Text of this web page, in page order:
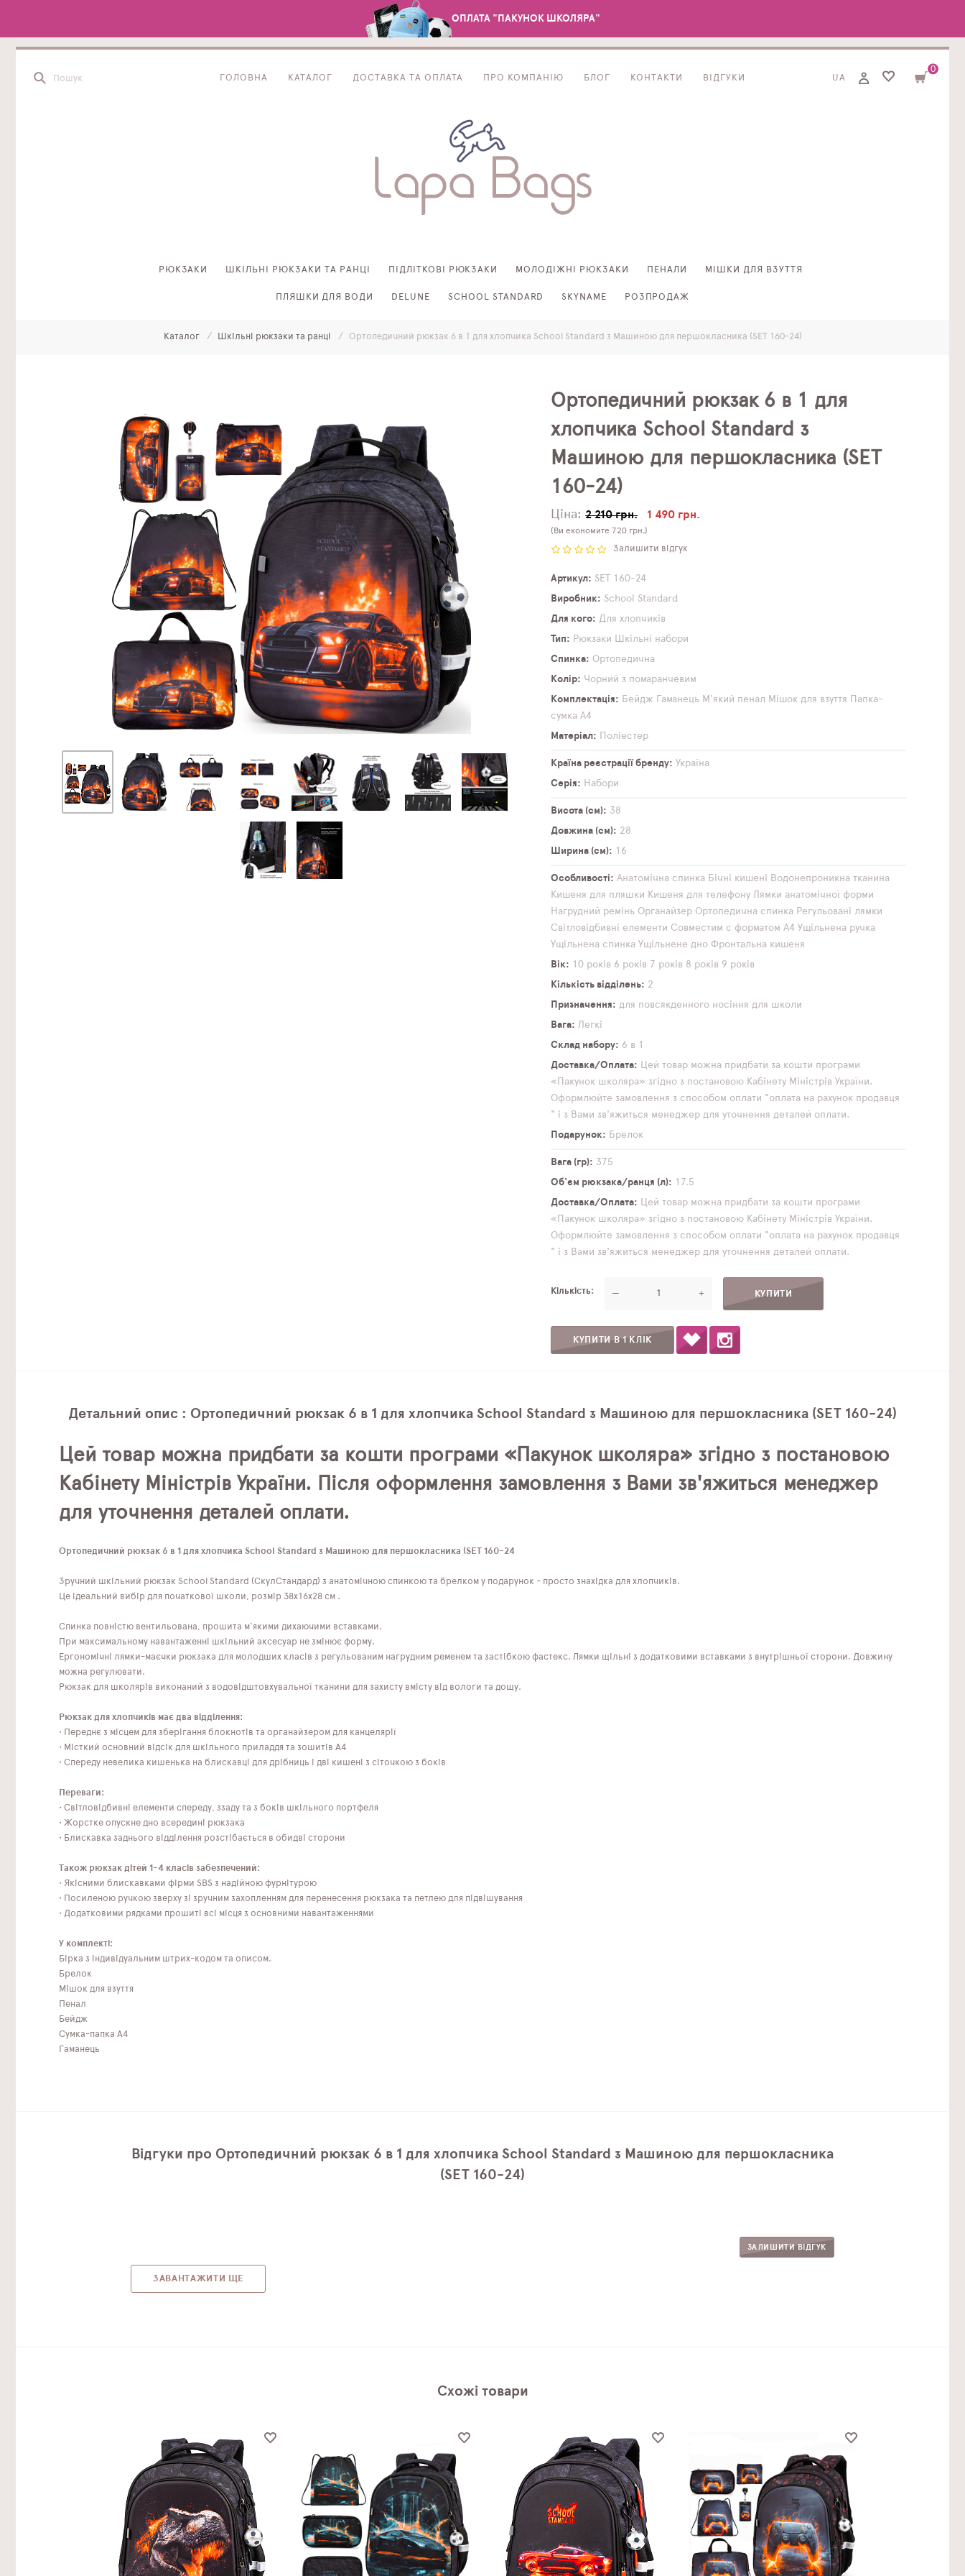
ОПЛАТА "ПАКУНОК ШКОЛЯРА"
ГОЛОВНА КАТАЛОГ ДОСТАВКА ТА ОПЛАТА ПРО КОМПАНІЮ БЛОГ КОНТАКТИ ВІДГУКИ UA
0
РЮКЗАКИ ШКІЛЬНІ РЮКЗАКИ ТА РАНЦІ ПІДЛІТКОВІ РЮКЗАКИ МОЛОДІЖНІ РЮКЗАКИ ПЕНАЛИ МІШКИ ДЛЯ ВЗУТТЯ
ПЛЯШКИ ДЛЯ ВОДИ DELUNE SCHOOL STANDARD SKYNAME РОЗПРОДАЖ
Каталог Шкільні рюкзаки та ранці Ортопедичний рюкзак 6 в 1 для хлопчика School Standard з Машиною для першокласника (SET 160-24)
Ортопедичний рюкзак 6 в 1 для
хлопчика School Standard з
Машиною для першокласника (SET
160-24)
Ціна: 2 210 грн. 1 490 грн.
(Ви економите 720 грн.)
Залишити відгук
Артикул
SET 160-24
Виробник
School Standard
Для кого
Для хлопчиків
Тип
Рюкзаки Шкільні набори
Спинка
Ортопедична
Колір
Чорний з помаранчевим
Комплектація
Бейдж Гаманець М'який пенал Мішок для взуття
Папка-
сумка А4
Матеріал
Поліестер
Країна реєстрації бренду
Україна
Серія
Набори
Висота (см)
38
Довжина (см)
28
Ширина (см)
16
Особливості Анатомічна спинка Бічні кишені Водонепроникна тканина
Кишеня для пляшки Кишеня для телефону Лямки анатомічної форми
Нагрудний ремінь Органайзер Ортопедична спинка Регульовані лямки
Світловідбивні елементи Совместим с форматом А4 Ущільнена ручка
Ущільнена спинка Ущільнене дно Фронтальна кишеня
Вік
10 років 6 років 7 років 8 років 9 років
Кількість відділень
2
Призначення
для повсякденного носіння для школи
Вага
Легкі
Склад набору
6 в 1
Доставка/Оплата
Цей товар можна придбати за кошти програми
«Пакунок школяра» згідно з постановою Кабінету Міністрів України.
Оформлюйте замовлення з способом оплати "оплата на рахунок продавця
" і з Вами зв'яжиться менеджер для уточнення деталей оплати.
Подарунок
Брелок
Вага (гр)
375
Об'єм рюкзака/ранця (л)
17,5
Доставка/Оплата
Цей товар можна придбати за кошти програми
«Пакунок школяра» згідно з постановою Кабінету Міністрів України.
Оформлюйте замовлення з способом оплати "оплата на рахунок продавця
" і з Вами зв'яжиться менеджер для уточнення деталей оплати.
Кількість — +
КУПИТИ В 1 КЛІК
Детальний опис : Ортопедичний рюкзак 6 в 1 для хлопчика School Standard з Машиною для першокласника (SET 160-24)
Цей товар можна придбати за кошти програми «Пакунок школяра» згідно з постановою
Кабінету Міністрів України. Після оформлення замовлення з Вами зв'яжиться менеджер
для уточнення деталей оплати.
Ортопедичний рюкзак 6 в 1 для хлопчика School Standard з Машиною для першокласника (SET 160-24
Зручний шкільний рюкзак School Standard (СкулСтандард) з анатомічною спинкою та брелком у подарунок - просто знахідка для хлопчиків.
Це ідеальний вибір для початкової школи, розмір 38х16х28 см .
Спинка повністю вентильована, прошита м'якими дихаючими вставками.
При максимальному навантаженні шкільний аксесуар не змінює форму.
Ергономічні лямки-маєчки рюкзака для молодших класів з регульованим нагрудним ременем та застібкою фастекс. Лямки щільні з додатковими вставками з внутрішньої сторони. Довжину
можна регулювати.
Рюкзак для школярів виконаний з водовідштовхувальної тканини для захисту вмісту від вологи та дощу.
Рюкзак для хлопчиків має два відділення:
• Переднє з місцем для зберігання блокнотів та органайзером для канцелярії
• Місткий основний відсік для шкільного приладдя та зошитів А4
• Спереду невелика кишенька на блискавці для дрібниць і дві кишені з сіточкою з боків
Переваги:
• Світловідбивні елементи спереду, ззаду та з боків шкільного портфеля
• Жорстке опускне дно всередині рюкзака
• Блискавка заднього відділення розстібається в обидві сторони
Також рюкзак дітей 1-4 класів забезпечений:
• Якісними блискавками фірми SBS з надійною фурнітурою
• Посиленою ручкою зверху зі зручним захопленням для перенесення рюкзака та петлею для підвішування
• Додатковими рядками прошиті всі місця з основними навантаженнями
У комплекті:
Бірка з індивідуальним штрих-кодом та описом.
Брелок
Мішок для взуття
Пенал
Бейдж
Сумка-папка А4
Гаманець
Відгуки про Ортопедичний рюкзак 6 в 1 для хлопчика School Standard з Машиною для першокласника
(SET 160-24)
ЗАЛИШИТИ ВІДГУК
ЗАВАНТАЖИТИ ЩЕ
Схожі товари